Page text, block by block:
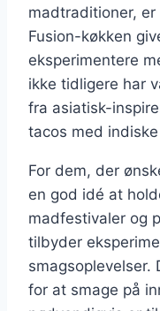
madtraditioner,
Fusion-køkken
eksperimentere
ikke tidligere har
fra asiatisk-
tacos med
For dem, der
en god idé at
madfestivaler og
tilbyder
smagsoplevelser.
for at smage på